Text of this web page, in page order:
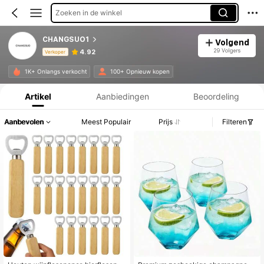
Zoeken in de winkel
CHANGSUO1
Verkoper 4.92
Volgend
29 Volgers
1K+ Onlangs verkocht 100+ Opnieuw kopen
Productinformatie: Prijsopenbaring, Verkoop- en Voorraadgegevens.
Artikel Aanbiedingen Beoordeling
Aanbevolen Meest Populair Prijs Filteren